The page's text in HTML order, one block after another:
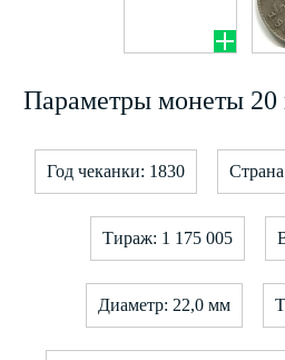
Параметры монеты 20
Год чеканки: 1830
Тираж: 1 175 005
Диаметр: 22,0 мм